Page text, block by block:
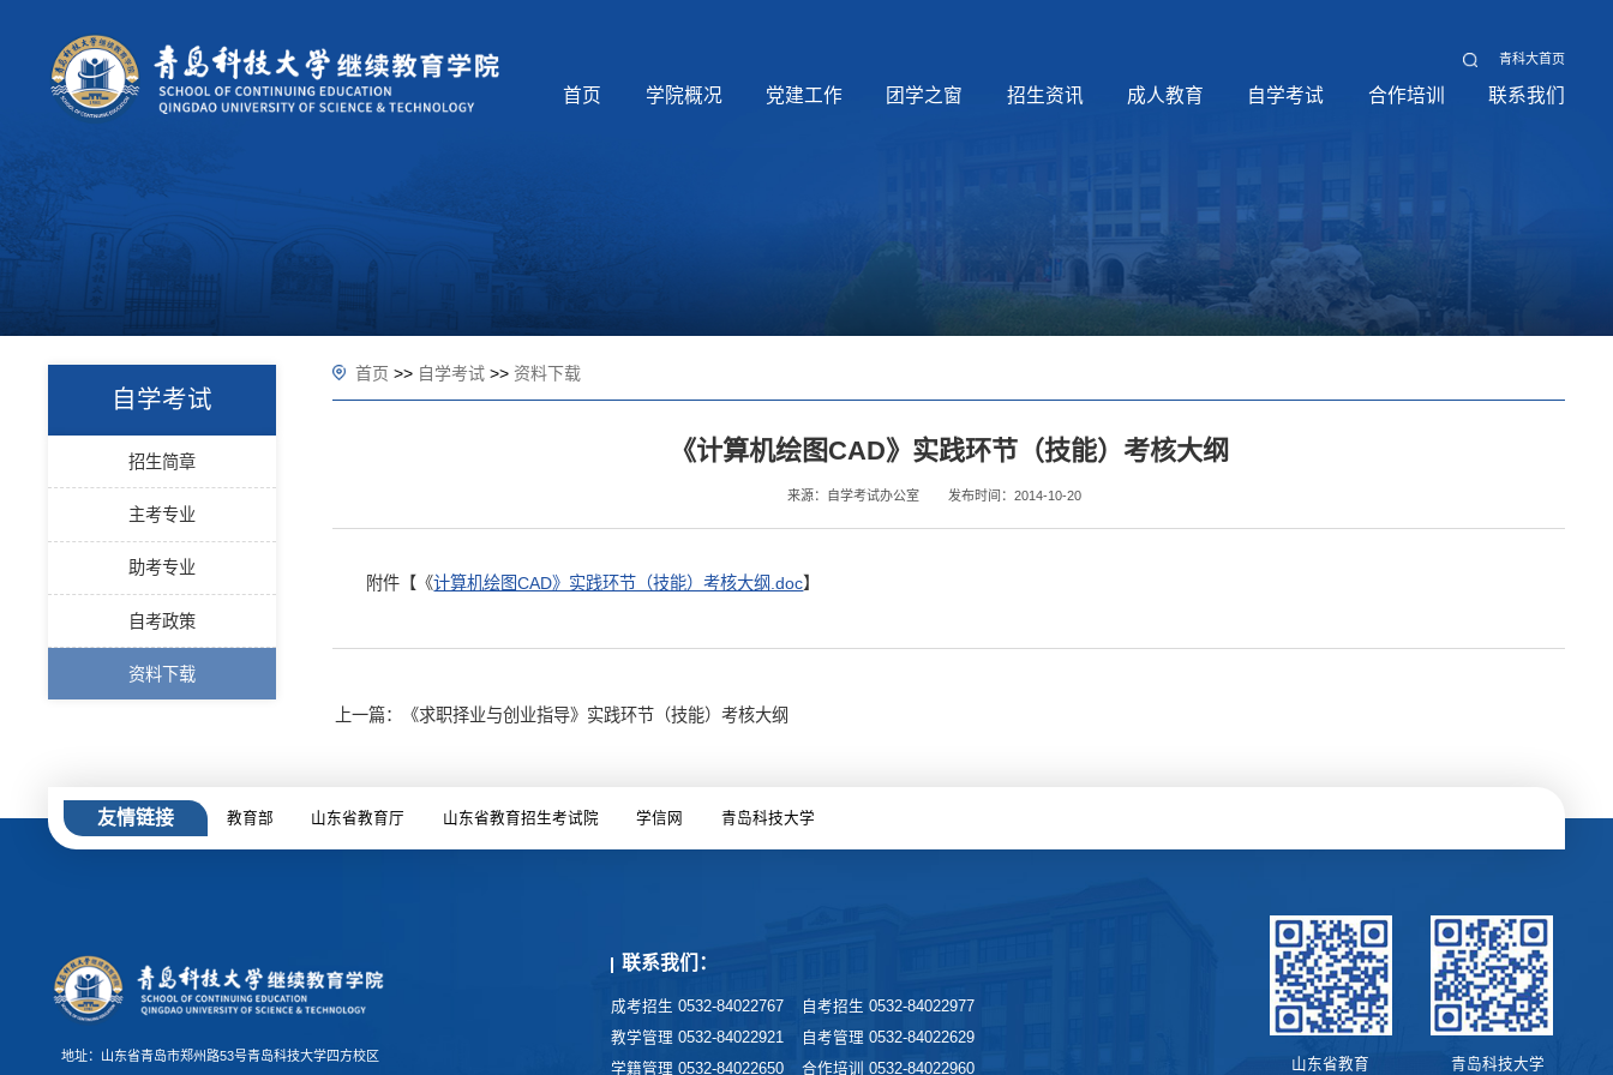
青科大首页
首页 学院概况 党建工作 团学之窗 招生资讯 成人教育 自学考试 合作培训 联系我们
自学考试
招生简章
主考专业
助考专业
自考政策
资料下载
首页 >> 自学考试 >> 资料下载
《计算机绘图CAD》实践环节（技能）考核大纲
来源：自学考试办公室 发布时间：2014-10-20
附件【《计算机绘图CAD》实践环节（技能）考核大纲.doc】
上一篇：《求职择业与创业指导》实践环节（技能）考核大纲
友情链接 教育部 山东省教育厅 山东省教育招生考试院 学信网 青岛科技大学
地址：山东省青岛市郑州路53号青岛科技大学四方校区
联系我们：
成考招生 0532-84022767
自考招生 0532-84022977
教学管理 0532-84022921
自考管理 0532-84022629
学籍管理 0532-84022650
合作培训 0532-84022960 山东省教育 青岛科技大学